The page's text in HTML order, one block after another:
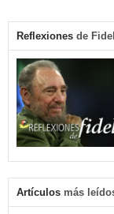
Reflexiones de Fidel
Artículos más